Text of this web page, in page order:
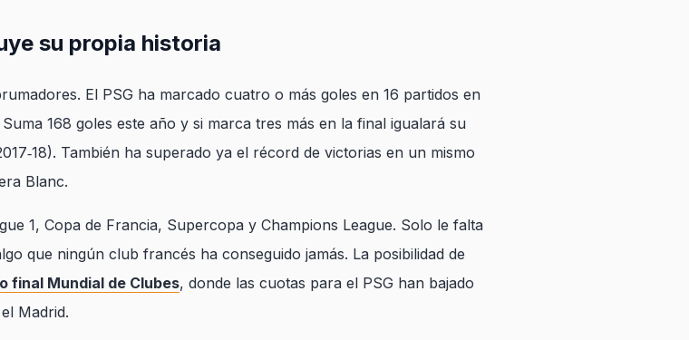
su propia historia
El PSG ha marcado cuatro o más goles en 16 partidos en
168 goles este año y si marca tres más en la final igualará su
También ha superado ya el récord de victorias en un mismo
Blanc.
1, Copa de Francia, Supercopa y Champions League. Solo le falta
que ningún club francés ha conseguido jamás. La posibilidad de
final Mundial de Clubes, donde las cuotas para el PSG han bajado
Madrid.